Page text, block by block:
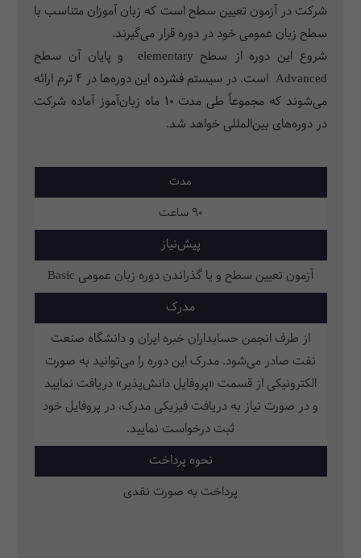
شرکت در آزمون تعیین سطح است که زبان آموزان متناسب با
سطح زبان عمومی خود در دوره قرار می‌گیرند.
شروع این دوره از سطح elementary و پایان آن سطح
Advanced است. در سیستم فشرده این دوره‌­ها در 4 ترم ارائه
می‌­شوند که مجموعاً طی مدت 10 ماه زبان‌آموز آماده شرکت
در دوره‌­های بین‌المللی خواهد شد.
مدت
90 ساعت
پیش‌نیاز
آزمون تعیین سطح و یا گذراندن دوره زبان عمومی Basic
مدرک
از طرف انجمن حسابداران خبره ایران و دانشگاه صنعت
نفت صادر می‌شود. مدرک این دوره را می‌توانید به صورت
الکترونیکی از قسمت «پروفایل دانش‌پذیر» دریافت نمایید
و در صورت نیاز به دریافت فیزیکی مدرک، در پروفایل خود
ثبت‌ درخواست نمایید.
نحوه پرداخت
پرداخت به صورت نقدی